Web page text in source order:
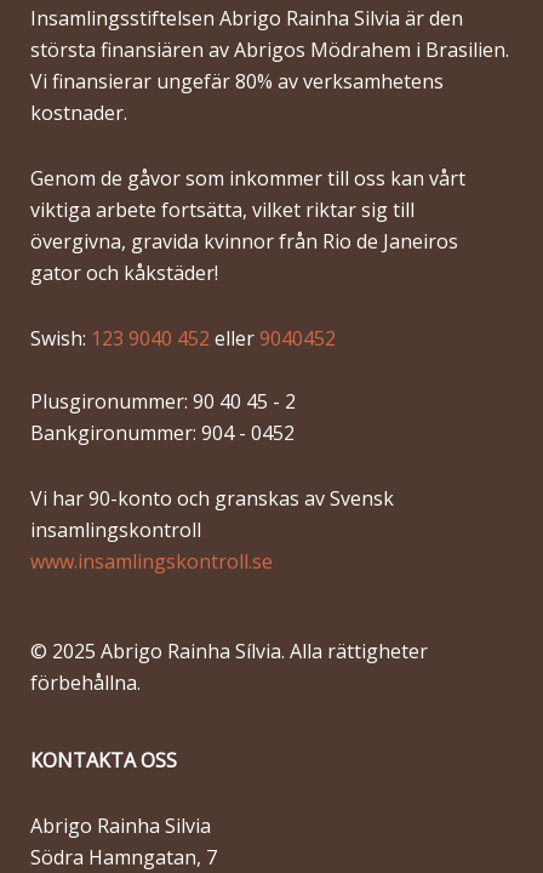
Insamlingsstiftelsen Abrigo Rainha Silvia är den
största finansiären av Abrigos Mödrahem i Brasilien.
Vi finansierar ungefär 80% av verksamhetens
kostnader.
Genom de gåvor som inkommer till oss kan vårt
viktiga arbete fortsätta, vilket riktar sig till
övergivna, gravida kvinnor från Rio de Janeiros
gator och kåkstäder!
Swish: 123 9040 452 eller9040452
Plusgironummer: 90 40 45 - 2
Bankgironummer: 904 - 0452
Vi har 90-konto och granskas av Svensk
insamlingskontroll
www.insamlingskontroll.se
© 2025 Abrigo Rainha Sílvia. Alla rättigheter
förbehållna.
KONTAKTA OSS
Abrigo Rainha Silvia
Södra Hamngatan, 7